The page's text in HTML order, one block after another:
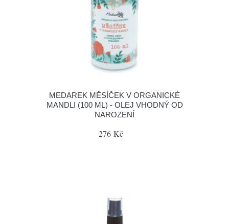
MEDAREK MĚSÍČEK V ORGANICKÉ
MANDLI (100 ML) - OLEJ VHODNÝ OD
NAROZENÍ
276 Kč